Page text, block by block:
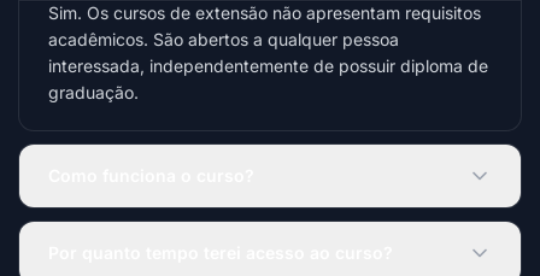
Sim. Os cursos de extensão não apresentam requisitos
acadêmicos. São abertos a qualquer pessoa
interessada, independentemente de possuir diploma de
graduação.